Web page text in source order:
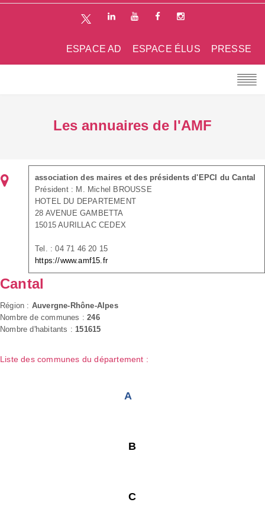
PRESSE
ESPACE ÉLUS
ESPACE AD
Les annuaires de l'AMF
association des maires et des présidents d'EPCI du Cantal
Président : M. Michel BROUSSE
HOTEL DU DEPARTEMENT
28 AVENUE GAMBETTA
15015 AURILLAC CEDEX
Tel. : 04 71 46 20 15
https://www.amf15.fr
Cantal
Région : Auvergne-Rhône-Alpes
Nombre de communes :246
Nombre d'habitants : 151615
Liste des communes du département :
A
B
C